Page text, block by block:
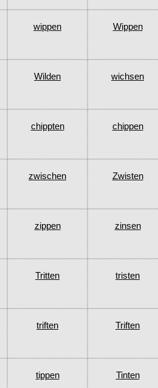
wippen Wippen
Wilden wichsen
chippten chippen
zwischen Zwisten
zippen zinsen
Tritten tristen
triften Triften
tippen Tinten